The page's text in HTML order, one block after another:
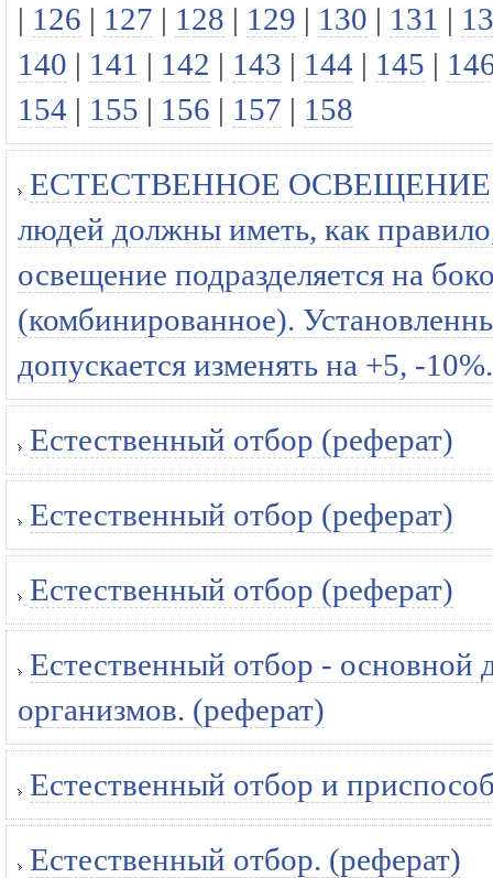
| 126 | 127 | 128 | 129 | 130 | 131 |
140 | 141 | 142 | 143 | 144 | 145 |
154 | 155 | 156 | 157 | 158
ЕСТЕСТВЕННОЕ ОСВЕЩЕНИЕ
людей должны иметь, как
освещение подразделяется на
(комбинированное).
допускается изменять на +5, -
Естественный отбор (реферат)
Естественный отбор (реферат)
Естественный отбор (реферат)
Естественный отбор -
организмов. (реферат)
Естественный отбор и
Естественный отбор. (реферат)